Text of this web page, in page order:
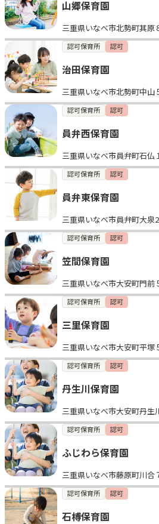
山郷保育園
三重県いなべ市北勢町其原
認可保育所 認可
治田保育園
三重県いなべ市北勢町中山
認可保育所 認可
員弁西保育園
三重県いなべ市員弁町石仏
認可保育所 認可
員弁東保育園
三重県いなべ市員弁町大泉
認可保育所 認可
笠間保育園
三重県いなべ市大安町門前
認可保育所 認可
三里保育園
三重県いなべ市大安町平塚
認可保育所 認可
丹生川保育園
三重県いなべ市大安町丹
認可保育所 認可
ふじわら保育園
三重県いなべ市藤原町川合
認可保育所 認可
石榑保育園